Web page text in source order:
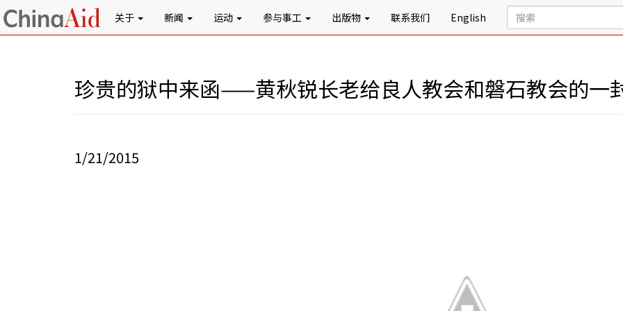
关于 新闻 运动 参与事工 出版物 联系我们 English
珍贵的狱中来函——黄秋锐长老给良人教会和磐石教会的一
1/21/2015